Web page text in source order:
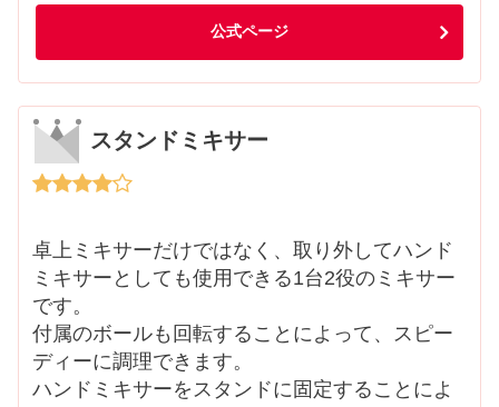
公式ページ
スタンドミキサー
卓上ミキサーだけではなく、取り外してハンド
ミキサーとしても使用できる1台2役のミキサー
です。
付属のボールも回転することによって、スピー
ディーに調理できます。
ハンドミキサーをスタンドに固定することによ